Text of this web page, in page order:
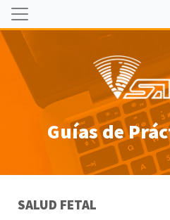
Guías de
SALUD FETAL